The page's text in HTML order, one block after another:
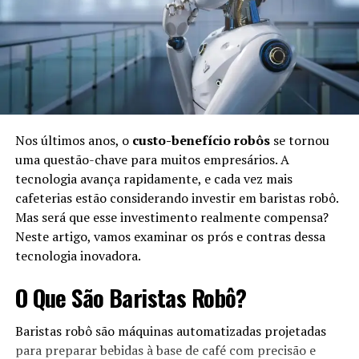
Década de 1950:Criação dos primeiros
programas de IA para resolver problemas
matemáticos simples.
Década de 1980:
Desenvolvimento de sistemas
especialistas, focando na tomada de decisões em
áreas específicas.
Fim dos anos 2000:Avanços emmachine learning
edeep learning, permitindo que a IA aprendesse e
melhorasse com experiências.
Atualidade:
Integração da IA em diversas áreas,
como saúde, finanças e entretenimento.
Benefícios da Simbiose na Vida
Cotidiana
O uso da IA na vida cotidiana traz diversos benefícios,
Nos últimos anos, o custo-benefício robôsse tornou
uma questão-chave para muitos empresários. A
tecnologia avança rapidamente, e cada vez mais
cafeterias estão considerando investir em baristas robô.
Mas será que esse investimento realmente compensa?
Neste artigo, vamos examinar os prós e contras dessa
tecnologia inovadora.
O Que São Baristas Robô?
Baristas robô são máquinas automatizadas projetadas
para preparar bebidas à base de café com precisão e